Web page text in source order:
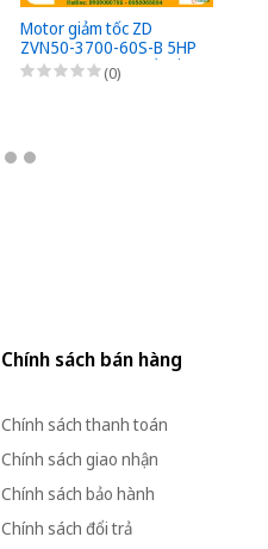
Motor giảm tốc ZD
ZVN50-3700-60S-B 5HP
(3,7kW) - 1/60 - kiểu lắp
Mặt bích 3 Pha
lưu nhanh từ AC sang
(0)
Chính sách bán hàng
Chính sách thanh toán
Chính sách giao nhận
Chính sách bảo hành
Chính sách đổi trả